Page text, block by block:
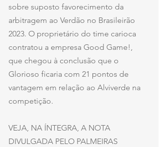
sobre suposto favorecimento da
arbitragem ao Verdão no Brasileirão
2023. O proprietário do time carioca
contratou a empresa Good Game!,
que chegou à conclusão que o
Glorioso ficaria com 21 pontos de
vantagem em relação ao Alviverde na
competição.
VEJA, NA ÍNTEGRA, A NOTA
DIVULGADA PELO PALMEIRAS